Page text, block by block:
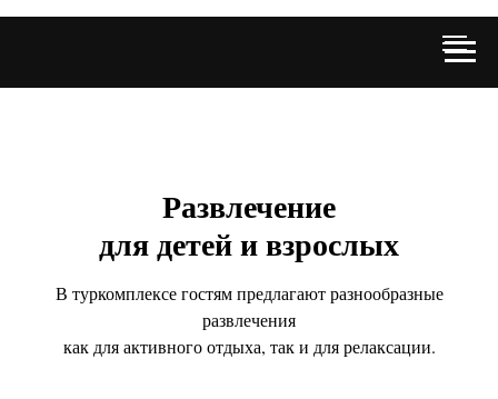
Развлечение
для детей и взрослых
В туркомплексе гостям предлагают разнообразные
развлечения
как для активного отдыха, так и для релаксации.